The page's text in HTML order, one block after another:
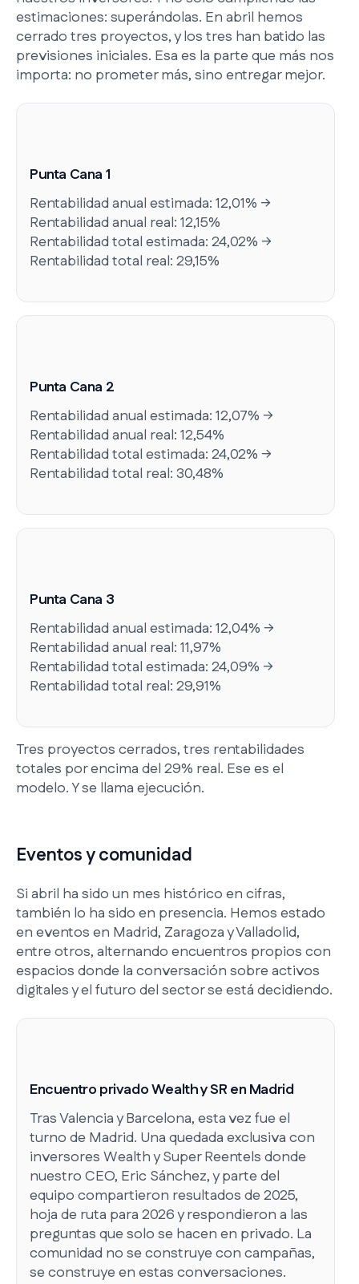
estimaciones: superándolas. En abril hemos
cerrado tres proyectos, y los tres han batido las
previsiones iniciales. Esa es la parte que más nos
importa: no prometer más, sino entregar mejor.
Punta Cana 1
Rentabilidad anual estimada: 12,01% →
Rentabilidad anual real: 12,15%
Rentabilidad total estimada: 24,02% →
Rentabilidad total real: 29,15%
Punta Cana 2
Rentabilidad anual estimada: 12,07% →
Rentabilidad anual real: 12,54%
Rentabilidad total estimada: 24,02% →
Rentabilidad total real: 30,48%
Punta Cana 3
Rentabilidad anual estimada: 12,04% →
Rentabilidad anual real: 11,97%
Rentabilidad total estimada: 24,09% →
Rentabilidad total real: 29,91%
Tres proyectos cerrados, tres rentabilidades
totales por encima del 29% real. Ese es el
modelo. Y se llama ejecución.
Eventos y comunidad
Si abril ha sido un mes histórico en cifras,
también lo ha sido en presencia. Hemos estado
en eventos en Madrid, Zaragoza y Valladolid,
entre otros, alternando encuentros propios con
espacios donde la conversación sobre activos
digitales y el futuro del sector se está decidiendo.
Encuentro privado Wealth y SR en Madrid
Tras Valencia y Barcelona, esta vez fue el
turno de Madrid. Una quedada exclusiva con
inversores Wealth y Super Reentels donde
nuestro CEO, Eric Sánchez, y parte del
equipo compartieron resultados de 2025,
hoja de ruta para 2026 y respondieron a las
preguntas que solo se hacen en privado. La
comunidad no se construye con campañas,
se construye en estas conversaciones.